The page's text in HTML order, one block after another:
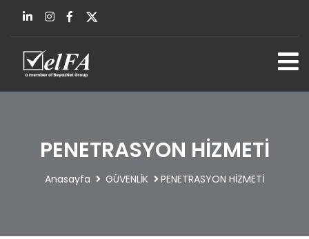
PENETRASYON HİZMETİ
Anasayfa GÜVENLİK PENETRASYON HİZMETİ